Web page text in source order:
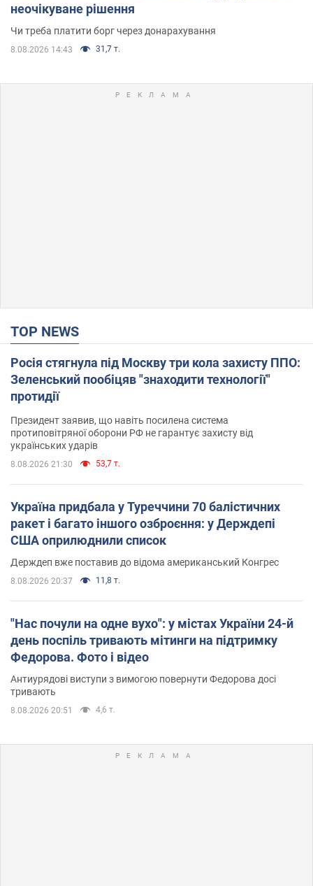
неочікуване рішення
Чи треба платити борг через донарахування
8.08.2026 14:43 31,7 т.
TOP NEWS
Росія стягнула під Москву три кола захисту ППО:
Зеленський пообіцяв "знаходити технології"
протидії
Президент заявив, що навіть посилена система
протиповітряної оборони РФ не гарантує захисту від
українських ударів
8.08.2026 21:30 53,7 т.
Україна придбала у Туреччини 70 балістичних
ракет і багато іншого озброєння: у Держдепі
США оприлюднили список
Держдеп вже поставив до відома американський Конгрес
8.08.2026 20:37 11,8 т.
"Нас почули на одне вухо": у містах України 24-й
день поспіль тривають мітинги на підтримку
Федорова. Фото і відео
Антиурядові виступи з вимогою повернути Федорова досі
тривають
8.08.2026 20:51 4,6 т.